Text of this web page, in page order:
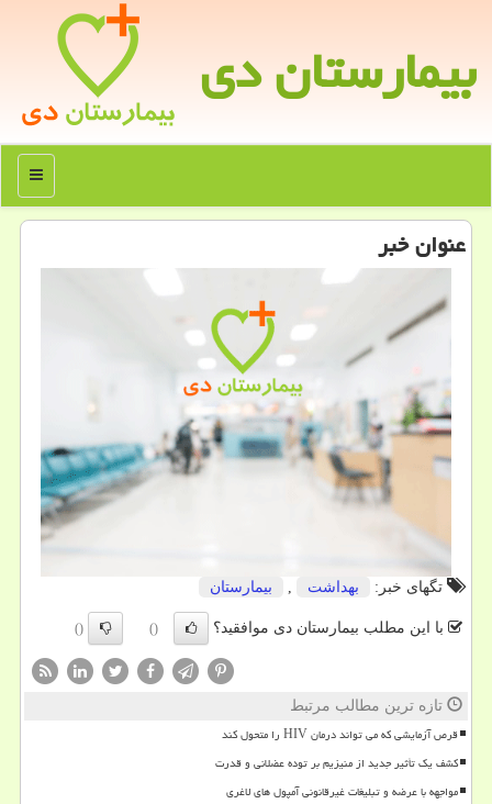
بیمارستان دی
منو
عنوان خبر
تگهای خبر: بهداشت بیمارستان
با این مطلب بیمارستان دی موافقید؟ ()
()
تازه ترین مطالب مرتبط
قرص آزمایشی که می تواند درمان HIV را متحول کند
کشف یک تأثیر جدید از منیزیم بر توده عضلانی و قدرت
مواجهه با عرضه و تبلیغات غیرقانونی آمپول های لاغری